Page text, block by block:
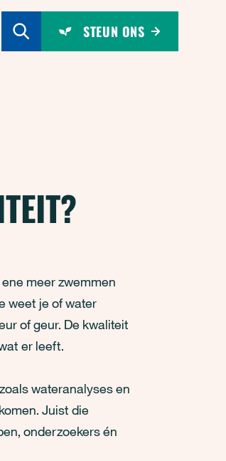
STEUN ONS
meer zwemmen
weet je of water
of geur. De kwaliteit
er leeft.
wateranalyses en
Juist die
onderzoekers én